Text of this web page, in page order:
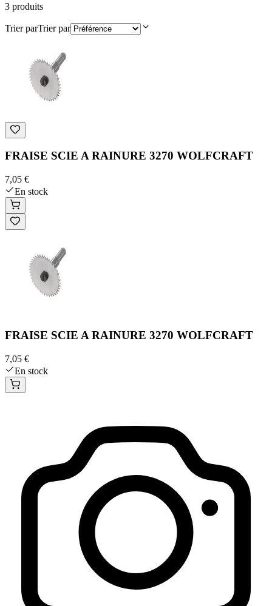
3 produits
Trier parTrier par
FRAISE SCIE A RAINURE 3270 WOLFCRAFT
7,05 €
En stock
FRAISE SCIE A RAINURE 3270 WOLFCRAFT
7,05 €
En stock